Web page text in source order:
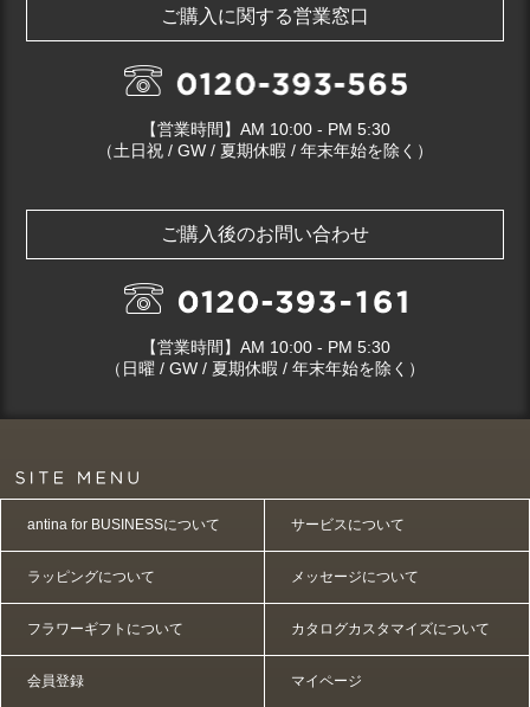
ご購入に関する営業窓口
【営業時間】AM 10:00 - PM 5:30
（土日祝 / GW / 夏期休暇 / 年末年始を除く）
ご購入後のお問い合わせ
【営業時間】AM 10:00 - PM 5:30
（日曜 / GW / 夏期休暇 / 年末年始を除く）
antina for BUSINESSについて サービスについて
ラッピングについて メッセージについて
フラワーギフトについて カタログカスタマイズについて
会員登録 マイページ